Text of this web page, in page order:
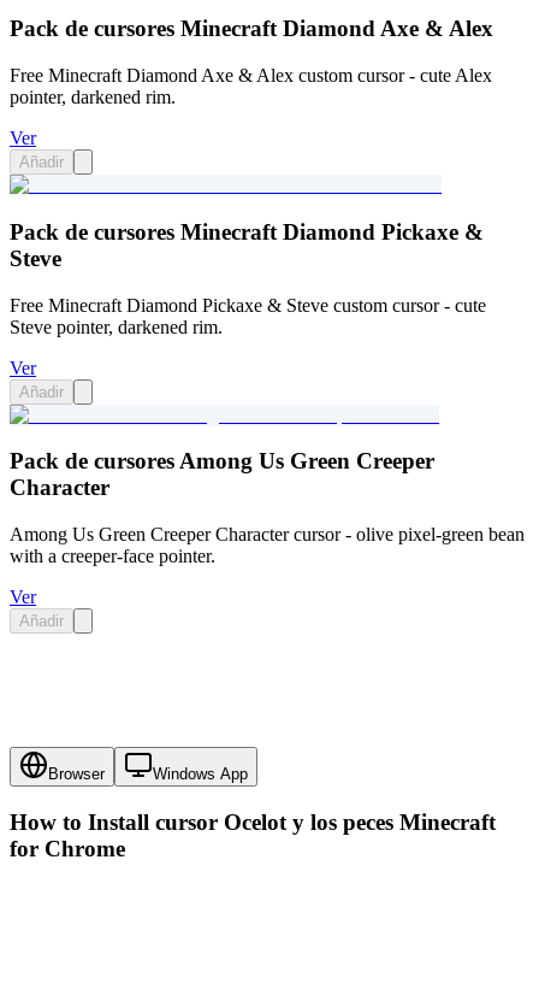
Pack de cursores Minecraft Diamond Axe & Alex
Free Minecraft Diamond Axe & Alex custom cursor - cute Alex
pointer, darkened rim.
Ver
Añadir
Pack de cursores Minecraft Diamond Pickaxe &
Steve
Free Minecraft Diamond Pickaxe & Steve custom cursor - cute
Steve pointer, darkened rim.
Ver
Añadir
Pack de cursores Among Us Green Creeper
Character
Among Us Green Creeper Character cursor - olive pixel-green bean
with a creeper-face pointer.
Ver
Añadir
Browser Windows App
How to Install cursor Ocelot y los peces Minecraft
for Chrome